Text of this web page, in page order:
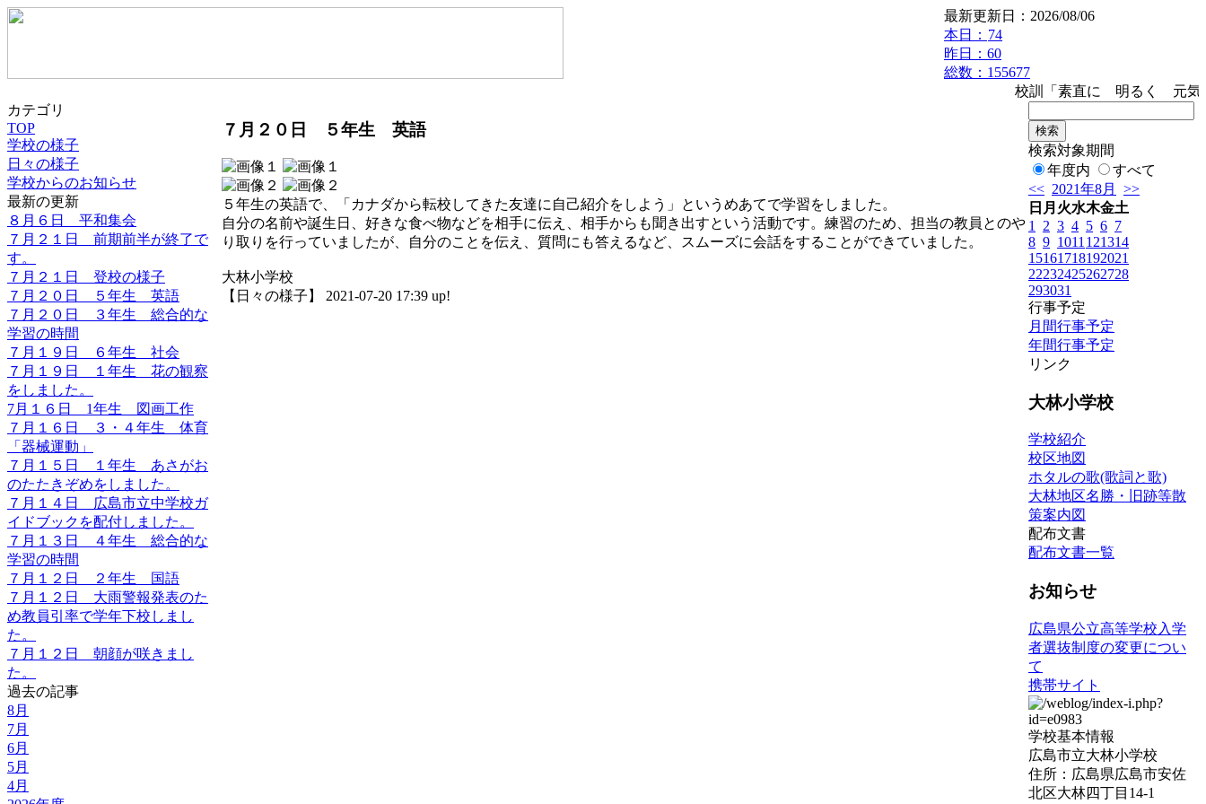
最新更新日：2026/08/06
本日： 74
昨日：60
総数：155677
校訓「素直に 明るく 元気
カテゴリ
TOP
学校の様子
日々の様子
学校からのお知らせ
最新の更新
８月６日 平和集会
７月２１日 前期前半が終了で
す。
７月２１日 登校の様子
７月２０日 ５年生 英語
７月２０日 ３年生 総合的な
学習の時間
７月１９日 ６年生 社会
７月１９日 １年生 花の観察
をしました。
7月１６日 1年生 図画工作
７月１６日 ３・４年生 体育
「器械運動」
７月１５日 １年生 あさがお
のたたきぞめをしました。
７月１４日 広島市立中学校ガ
イドブックを配付しました。
７月１３日 ４年生 総合的な
学習の時間
７月１２日 ２年生 国語
７月１２日 大雨警報発表のた
め教員引率で学年下校しまし
た。
７月１２日 朝顔が咲きまし
た。
過去の記事
8月
7月
6月
5月
4月
７月２０日 ５年生 英語
５年生の英語で、「カナダから転校してきた友達に自己紹介をしよう」というめあてで学習をしました。
自分の名前や誕生日、好きな食べ物などを相手に伝え、相手からも聞き出すという活動です。練習のため、担当の教員とのや
り取りを行っていましたが、自分のことを伝え、質問にも答えるなど、スムーズに会話をすることができていました。
大林小学校
【日々の様子】 2021-07-20 17:39 up!
検索対象期間
年度内
すべて
<< 2021年8月
>>
日 月 火水木金土
1
2 3 4 5 6 7
8 9 1011 121314
15161718192021
22232425262728
293031
行事予定
月間行事予定
年間行事予定
リンク
大林小学校
学校紹介
校区地図
ホタルの歌(歌詞と歌)
大林地区名勝・旧跡等散
策案内図
配布文書
配布文書一覧
お知らせ
広島県公立高等学校入学
者選抜制度の変更につい
て
携帯サイト
学校基本情報
広島市立大林小学校
住所：広島県広島市安佐
北区大林四丁目14-1